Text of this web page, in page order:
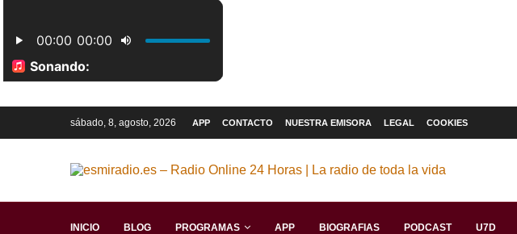
sábado, 8, agosto, 2026 APP CONTACTO NUESTRA EMISORA LEGAL COOKIES
INICIO BLOG PROGRAMAS APP BIOGRAFIAS PODCAST U7D